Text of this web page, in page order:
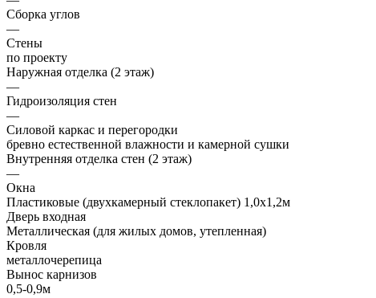
Сборка углов
—
Стены
по проекту
Наружная отделка (2 этаж)
—
Гидроизоляция стен
—
Силовой каркас и перегородки
бревно естественной влажности и камерной сушки
Внутренняя отделка стен (2 этаж)
—
Окна
Пластиковые (двухкамерный стеклопакет) 1,0х1,2м
Дверь входная
Металлическая (для жилых домов, утепленная)
Кровля
металлочерепица
Вынос карнизов
0,5-0,9м